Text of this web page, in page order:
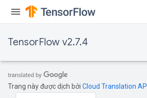
TensorFlow v2.7.4
Trang này được dịch bởi Cloud Translation API